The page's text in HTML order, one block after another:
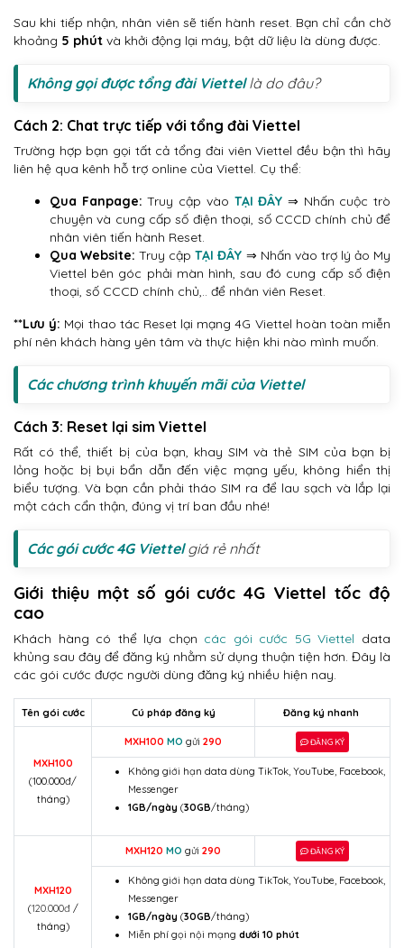
Sau khi tiếp nhận, nhân viên sẽ tiến hành reset. Bạn chỉ cần chờ
khoảng 5 phút và khởi động lại máy, bật dữ liệu là dùng được.
Không gọi được tổng đài Viettellà do đâu?
Cách 2: Chat trực tiếp với tổng đài Viettel
Trường hợp bạn gọi tất cả tổng đài viên Viettel đều bận thì hãy
liên hệ qua kênh hỗ trợ online của Viettel. Cụ thể:
Qua Fanpage: Truy cập vào TẠI ĐÂY ⇒ Nhấn cuộc trò
chuyện và cung cấp số điện thoại, số CCCD chính chủ để
nhân viên tiến hành Reset.
Qua Website: Truy cậpTẠI ĐÂY ⇒ Nhấn vào trợ lý ảo My
Viettel bên góc phải màn hình, sau đó cung cấp số điện
thoại, số CCCD chính chủ,.. để nhân viên Reset.
**Lưu ý: Mọi thao tác Reset lại mạng 4G Viettel hoàn toàn miễn
phí nên khách hàng yên tâm và thực hiện khi nào mình muốn.
Các chương trình khuyến mãi của Viettel
Cách 3: Reset lại sim Viettel
Rất có thể, thiết bị của bạn, khay SIM và thẻ SIM của bạn bị
lỏng hoặc bị bụi bẩn dẫn đến việc mạng yếu, không hiển thị
biểu tượng. Và bạn cần phải tháo SIM ra để lau sạch và lắp lại
một cách cẩn thận, đúng vị trí ban đầu nhé!
Các gói cước 4G Viettel giá rẻ nhất
Giới thiệu một số gói cước 4G Viettel tốc độ
cao
Khách hàng có thể lựa chọn các gói cước 5G Viettel data
khủng sau đây để đăng ký nhằm sử dụng thuận tiện hơn. Đây là
các gói cước được người dùng đăng ký nhiều hiện nay.
Tên gói cước Cú pháp đăng ký Đăng ký nhanh
MXH100
(100.000đ/
tháng)
MXH100 MO gửi 290 ĐĂNG KÝ
Không giới hạn data dùng TikTok, YouTube, Facebook,
Messenger
1GB/ngày (30GB/tháng)
MXH120
(120.000đ/
tháng)
MXH120 MO gửi 290 ĐĂNG KÝ
Không giới hạn data dùng TikTok, YouTube, Facebook,
Messenger
1GB/ngày (30GB/tháng)
Miễn phí gọi nội mạng dưới 10 phút